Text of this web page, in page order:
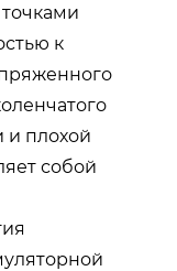
к
и плохой
собой